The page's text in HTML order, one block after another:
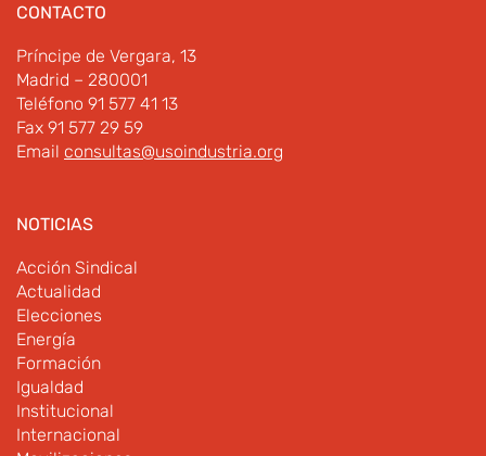
CONTACTO
Príncipe de Vergara, 13
Madrid – 280001
Teléfono 91 577 41 13
Fax 91 577 29 59
Email consultas@usoindustria.org
NOTICIAS
Acción Sindical
Actualidad
Elecciones
Energía
Formación
Igualdad
Institucional
Internacional